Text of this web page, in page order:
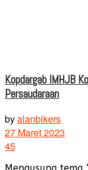
Kopdargab IMHJB
Persaudaraan
byalanbikers
27 Maret 2023
45